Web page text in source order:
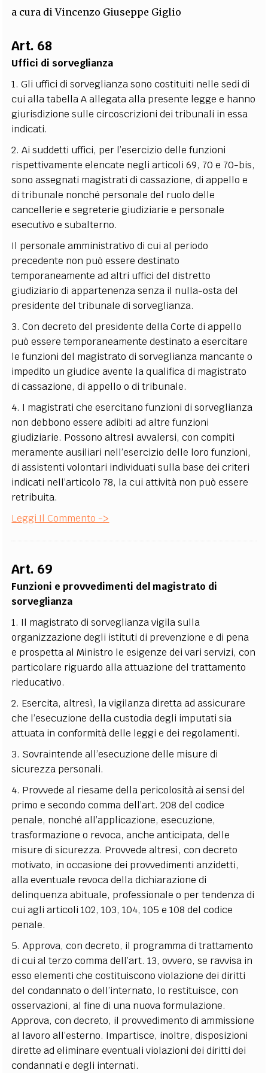
EXTRA
SOCIAL MEDIA
a cura diVincenzo Giuseppe Giglio
Art. 68
Uffici di sorveglianza
1. Gli uffici di sorveglianza sono costituiti nelle sedi di
cui alla tabella A allegata alla presente legge e hanno
giurisdizione sulle circoscrizioni dei tribunali in essa
indicati.
2. Ai suddetti uffici, per l’esercizio delle funzioni
rispettivamente elencate negli articoli 69, 70 e 70-bis,
sono assegnati magistrati di cassazione, di appello e
di tribunale nonché personale del ruolo delle
cancellerie e segreterie giudiziarie e personale
esecutivo e subalterno.
Il personale amministrativo di cui al periodo
precedente non può essere destinato
temporaneamente ad altri uffici del distretto
giudiziario di appartenenza senza il nulla-osta del
presidente del tribunale di sorveglianza.
3. Con decreto del presidente della Corte di appello
può essere temporaneamente destinato a esercitare
le funzioni del magistrato di sorveglianza mancante o
impedito un giudice avente la qualifica di magistrato
di cassazione, di appello o di tribunale.
4. I magistrati che esercitano funzioni di sorveglianza
non debbono essere adibiti ad altre funzioni
giudiziarie. Possono altresì avvalersi, con compiti
meramente ausiliari nell’esercizio delle loro funzioni,
di assistenti volontari individuati sulla base dei criteri
indicati nell’articolo 78, la cui attività non può essere
retribuita.
Leggi Il Commento ->
Art. 69
Funzioni e provvedimenti del magistrato di
sorveglianza
1. Il magistrato di sorveglianza vigila sulla
organizzazione degli istituti di prevenzione e di pena
e prospetta al Ministro le esigenze dei vari servizi, con
particolare riguardo alla attuazione del trattamento
rieducativo.
2. Esercita, altresì, la vigilanza diretta ad assicurare
che l’esecuzione della custodia degli imputati sia
attuata in conformità delle leggi e dei regolamenti.
3. Sovraintende all’esecuzione delle misure di
sicurezza personali.
4. Provvede al riesame della pericolosità ai sensi del
primo e secondo comma dell’art. 208 del codice
penale, nonché all’applicazione, esecuzione,
trasformazione o revoca, anche anticipata, delle
misure di sicurezza. Provvede altresì, con decreto
motivato, in occasione dei provvedimenti anzidetti,
alla eventuale revoca della dichiarazione di
delinquenza abituale, professionale o per tendenza di
cui agli articoli 102, 103, 104, 105 e 108 del codice
penale.
5. Approva, con decreto, il programma di trattamento
di cui al terzo comma dell’art. 13, ovvero, se ravvisa in
esso elementi che costituiscono violazione dei diritti
del condannato o dell’internato, lo restituisce, con
osservazioni, al fine di una nuova formulazione.
Approva, con decreto, il provvedimento di ammissione
al lavoro all’esterno. Impartisce, inoltre, disposizioni
dirette ad eliminare eventuali violazioni dei diritti dei
condannati e degli internati.